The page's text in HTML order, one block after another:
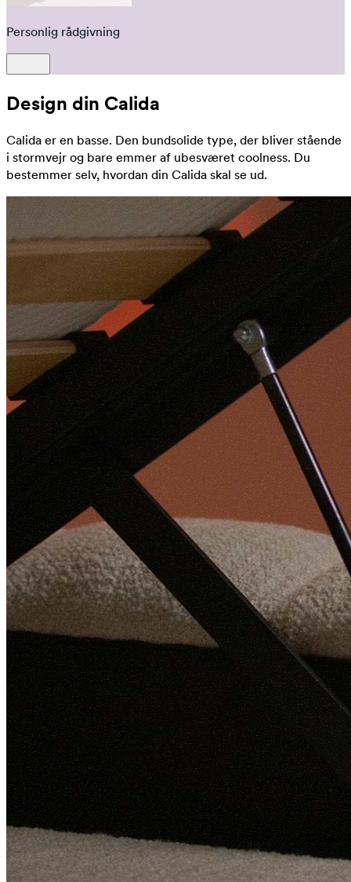
Personlig rådgivning
Design din Calida
Calida er en basse. Den bundsolide type, der bliver stående
i stormvejr og bare emmer af ubesværet coolness. Du
bestemmer selv, hvordan din Calida skal se ud.